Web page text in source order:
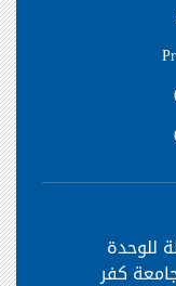
للوحدة
جامعة كفر